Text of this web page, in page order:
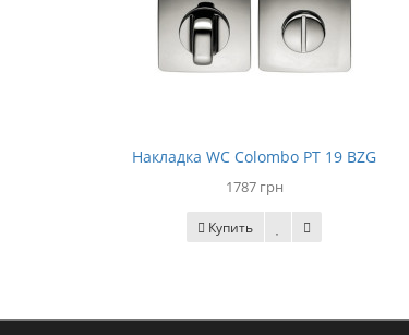
Накладка WC Colombo PT 19 BZG
1787 грн
Купить